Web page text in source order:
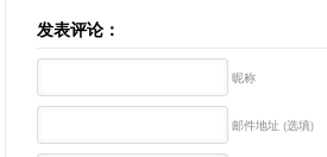
发表评论：
昵称
邮件地址 (选填)